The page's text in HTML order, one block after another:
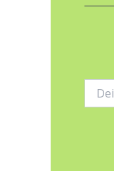
Mail-